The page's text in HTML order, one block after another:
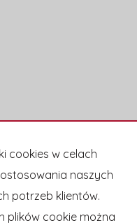
cookies w celach
naszych
potrzeb klientów.
plików cookie można